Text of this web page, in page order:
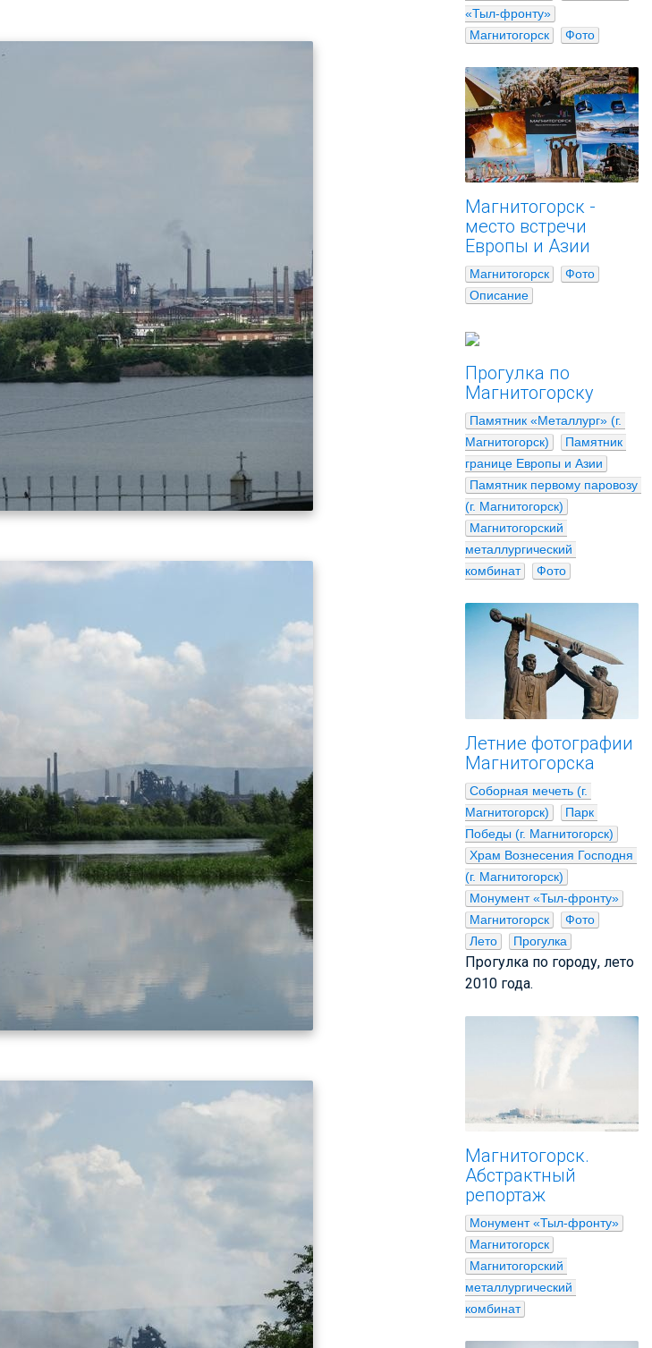
«Тыл-фронту»
Магнитогорск
Фото
Магнитогорск -
место встречи
Европы и Азии
Магнитогорск
Фото
Описание
Прогулка по
Магнитогорску
Памятник «Металлург» (г.
Магнитогорск)
Памятник
границе Европы и Азии
Памятник первому паровозу
(г. Магнитогорск)
Магнитогорский
металлургический
комбинат
Фото
Летние фотографии
Магнитогорска
Соборная мечеть (г.
Магнитогорск)
Парк
Победы (г. Магнитогорск)
Храм Вознесения Господня
(г. Магнитогорск)
Монумент «Тыл-фронту»
Магнитогорск
Фото
Лето
Прогулка
Прогулка по городу, лето
2010 года.
Магнитогорск.
Абстрактный
репортаж
Монумент «Тыл-фронту»
Магнитогорск
Магнитогорский
металлургический
комбинат